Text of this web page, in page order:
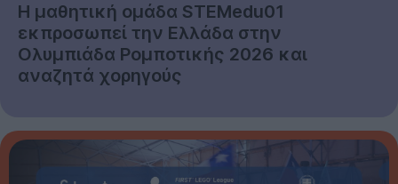
Η μαθητική ομάδα STEMedu01
εκπροσωπεί την Ελλάδα στην
Ολυμπιάδα Ρομποτικής 2026 και
αναζητά χορηγούς